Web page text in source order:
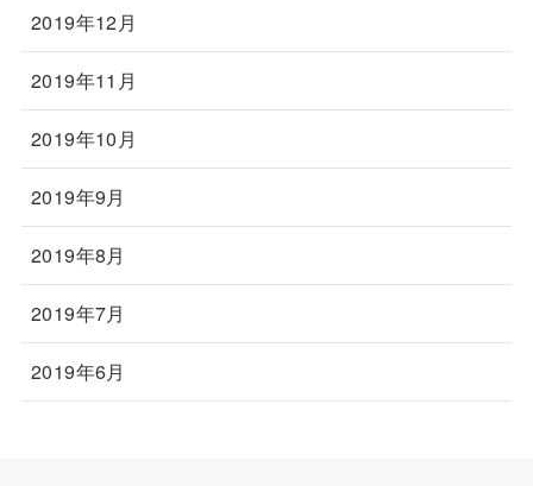
2019年12月
2019年11月
2019年10月
2019年9月
2019年8月
2019年7月
2019年6月